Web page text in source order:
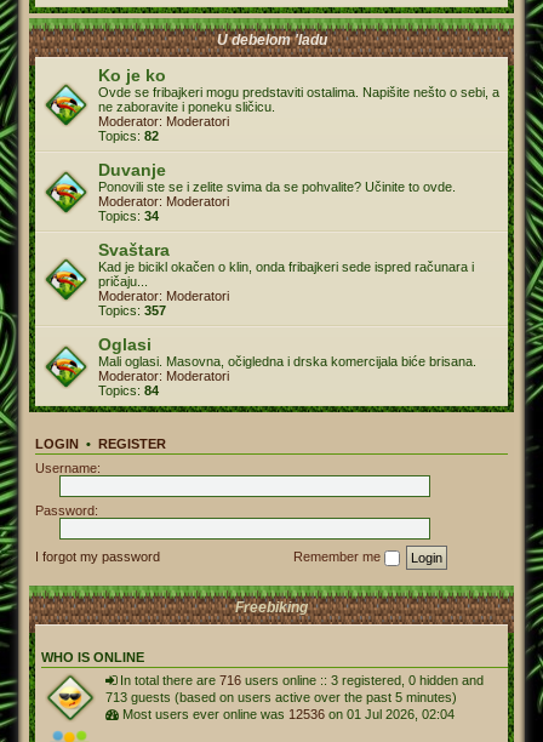
U debelom 'ladu
Ko je ko
Ovde se fribajkeri mogu predstaviti ostalima. Napišite nešto o sebi, a
ne zaboravite i poneku sličicu.
Moderator: Moderatori
Topics: 82
Duvanje
Ponovili ste se i zelite svima da se pohvalite? Učinite to ovde.
Moderator: Moderatori
Topics: 34
Svaštara
Kad je bicikl okačen o klin, onda fribajkeri sede ispred računara i
pričaju...
Moderator: Moderatori
Topics: 357
Oglasi
Mali oglasi. Masovna, očigledna i drska komercijala biće brisana.
Moderator: Moderatori
Topics: 84
LOGIN • REGISTER
Username:
Password:
I forgot my password Remember me
Freebiking
WHO IS ONLINE
In total there are 716 users online :: 3 registered, 0 hidden and
713 guests (based on users active over the past 5 minutes)
Most users ever online was 12536 on 01 Jul 2026, 02:04